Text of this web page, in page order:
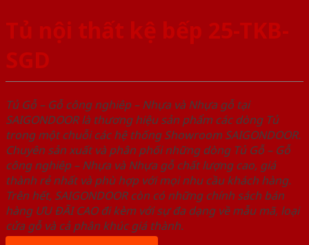
Tủ nội thất kệ bếp 25-TKB-
SGD
Tủ Gỗ – Gỗ công nghiêp – Nhựa và Nhựa gỗ tại
SAIGONDOOR là thương hiệu sản phẩm các dòng Tủ
trong một chuỗi các hệ thống Showroom SAIGONDOOR.
Chuyên sản xuất và phân phối những dòng Tủ Gỗ – Gỗ
công nghiêp – Nhựa và Nhựa gỗ chất lượng cao, giá
thành rẻ nhất và phù hợp với mọi nhu cầu khách hàng.
Trên hết, SAIGONDOOR còn có những chính sách bán
hàng ƯU ĐÃI CAO đi kèm với sự đa dạng về mẫu mã, loại
cửa gỗ và cả phân khúc giá thành.